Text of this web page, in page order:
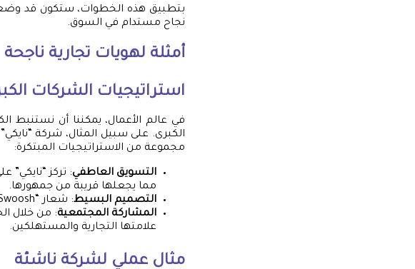
بتطبيق هذه الخطوات، ستكون قد
نجاح مستدام في السوق.
أمثلة لهويات تجارية ناجحة
استراتيجيات الشركات
في عالم الأعمال، يمكننا أن نستنبط
الكبرى. على سبيل المثال، شركة
مجموعة من الاستراتيجيات المبتكرة:
التسويق العاطفي: تركز “نايكي”
مما يجعلها قريبة من جمهورها.
التصميم البسيط: شعار “Swoosh” يعكس أناقة وبساطة التصميم، مما يسهل تذكره والتعرف عليه.
المشاركة المجتمعية
علامتها التجارية والمستهلكين.
مثال عملي لشركة ناشئة